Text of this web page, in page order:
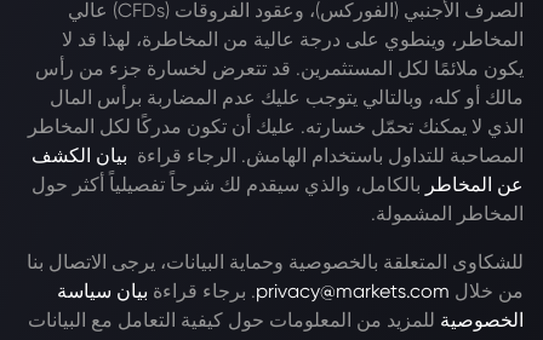
الصرف الأجنبي (الفوركس)، وعقود الفروقات (CFDs) عالي
المخاطر، وينطوي على درجة عالية من المخاطرة، لهذا قد لا
يكون ملائمًا لكل المستثمرين. قد تتعرض لخسارة جزء من رأس
مالك أو كله، وبالتالي يتوجب عليك عدم المضاربة برأس المال
الذي لا يمكنك تحمّل خسارته. عليك أن تكون مدركًا لكل المخاطر
المصاحبة للتداول باستخدام الهامش. الرجاء قراءة بيان الكشف
عن المخاطر بالكامل، والذي سيقدم لك شرحاً تفصيلياً أكثر حول
المخاطر المشمولة.
للشكاوى المتعلقة بالخصوصية وحماية البيانات، يرجى الاتصال بنا
من خلال privacy@markets.com. برجاء قراءة بيان سياسة
الخصوصية للمزيد من المعلومات حول كيفية التعامل مع البيانات